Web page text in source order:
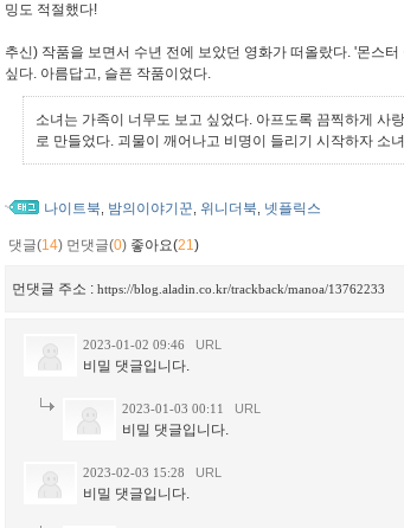
밍도 적절했다!
추신) 작품을 보면서 수년 전에 보았던 영화가 떠올랐다. '몬스
싶다. 아름답고, 슬픈 작품이었다.
소녀는 가족이 너무도 보고 싶었다. 아프도록 끔찍하게 사
로 만들었다. 괴물이 깨어나고 비명이 들리기 시작하자 소
나이트북, 밤의이야기꾼, 위니더북, 넷플릭스
댓글(14) 먼댓글(0) 좋아요(21)
먼댓글 주소 : https://blog.aladin.co.kr/trackback/manoa/13762233
2023-01-02 09:46 URL
비밀 댓글입니다.
2023-01-03 00:11 URL
비밀 댓글입니다.
2023-02-03 15:28 URL
비밀 댓글입니다.